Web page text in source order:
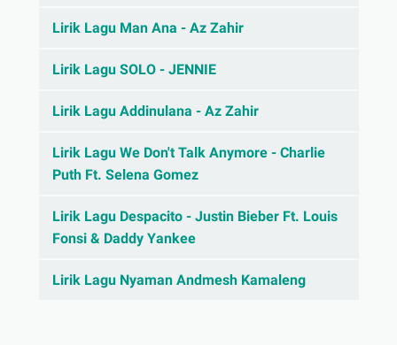
Lirik Lagu Man Ana - Az Zahir
Lirik Lagu SOLO - JENNIE
Lirik Lagu Addinulana - Az Zahir
Lirik Lagu We Don't Talk Anymore - Charlie
Puth Ft. Selena Gomez
Lirik Lagu Despacito - Justin Bieber Ft. Louis
Fonsi & Daddy Yankee
Lirik Lagu Nyaman Andmesh Kamaleng